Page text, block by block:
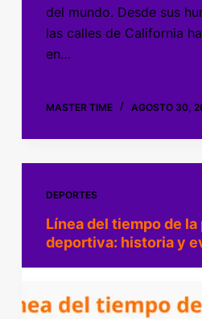
del mundo. Desde sus
las calles de California
en…
MASTER TIME AGOSTO 30,
DEPORTES
Línea del tiempo de la
deportiva: historia y